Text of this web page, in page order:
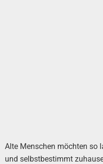
Alte Menschen möchten so
und selbstbestimmt